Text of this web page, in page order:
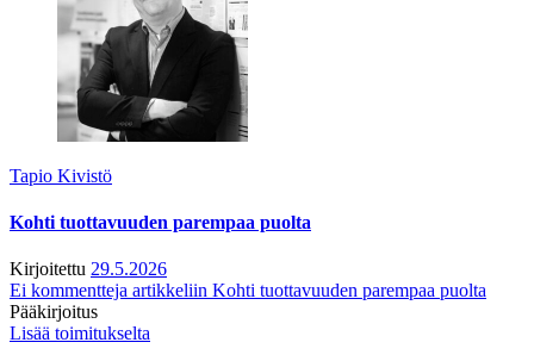
Tapio Kivistö
Kohti tuottavuuden parempaa puolta
Kirjoitettu 29.5.2026
Ei kommentteja artikkeliin Kohti tuottavuuden parempaa puolta
Pääkirjoitus
Lisää toimitukselta